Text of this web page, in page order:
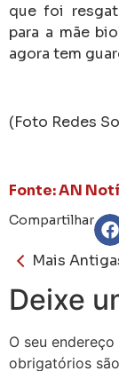
que foi
para a mãe
agora tem
(Foto Redes
Fonte: AN
Compartilhar
Mais
Deixe
O seu
obrigatórios